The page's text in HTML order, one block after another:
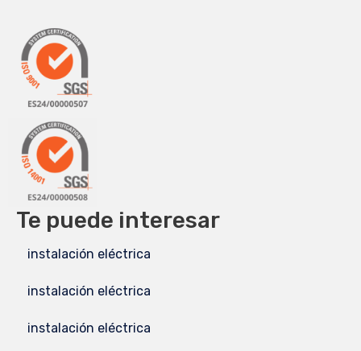
Te puede interesar
instalación eléctrica
instalación eléctrica
instalación eléctrica